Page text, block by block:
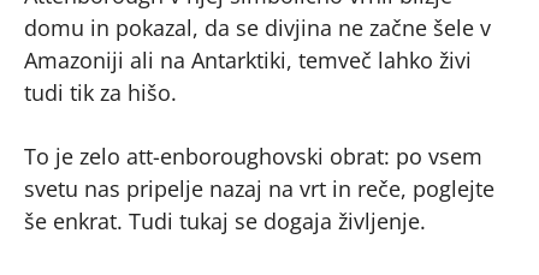
domu in pokazal, da se divjina ne začne šele v
Amazoniji ali na Antarktiki, temveč lahko živi
tudi tik za hišo.
To je zelo att-enboroughovski obrat: po vsem
svetu nas pripelje nazaj na vrt in reče, poglejte
še enkrat. Tudi tukaj se dogaja življenje.